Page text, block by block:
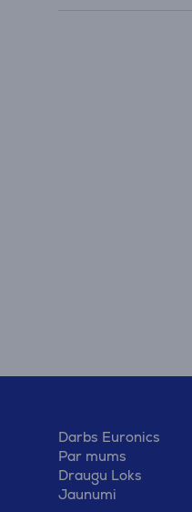
Darbs Euronics
Par mums
Draugu Loks
Jaunumi